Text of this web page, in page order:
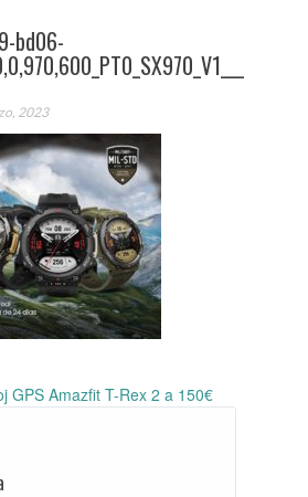
bd06-
2023
GPS Amazfit T-Rex 2 a 150€